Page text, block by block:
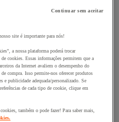
industriais
Continuar sem aceitar
site é importante para nós!
a nossa plataforma poderá trocar
cookies. Essas informações permitem que a
da Internet avaliem o desempenho do
compra. Isso permite-nos oferecer produtos
e publicidade adequada/personalizado. Se
de cada tipo de cookie, clique em
também o pode fazer! Para saber mais,